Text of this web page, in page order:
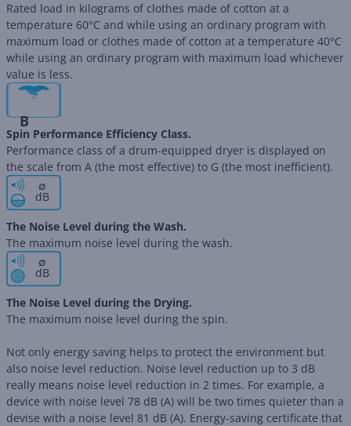
Rated load in kilograms of clothes made of cotton at a
temperature 60°C and while using an ordinary program with
maximum load or clothes made of cotton at a temperature 40°C
while using an ordinary program with maximum load whichever
value is less.
B
Spin Performance Efficiency Class.
Performance class of a drum-equipped dryer is displayed on
the scale from A (the most effective) to G (the most inefficient).
∅
dB
The Noise Level during the Wash.
The maximum noise level during the wash.
∅
dB
The Noise Level during the Drying.
The maximum noise level during the spin.
Not only energy saving helps to protect the environment but
also noise level reduction. Noise level reduction up to 3 dB
really means noise level reduction in 2 times. For example, a
device with noise level 78 dB (А) will be two times quieter than a
devise with a noise level 81 dB (А). Energy-saving certificate that